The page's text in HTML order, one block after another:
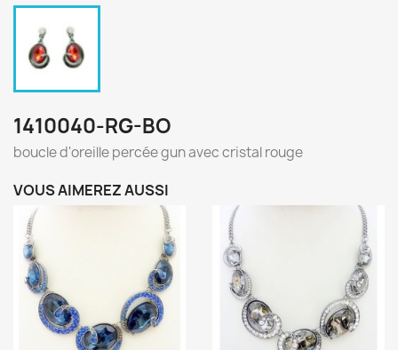
1410040-RG-BO
boucle d'oreille percée gun avec cristal rouge
VOUS AIMEREZ AUSSI